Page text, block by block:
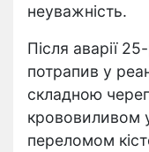
неуважність.
Після аварії
потрапив у
складною
крововиливом
переломом